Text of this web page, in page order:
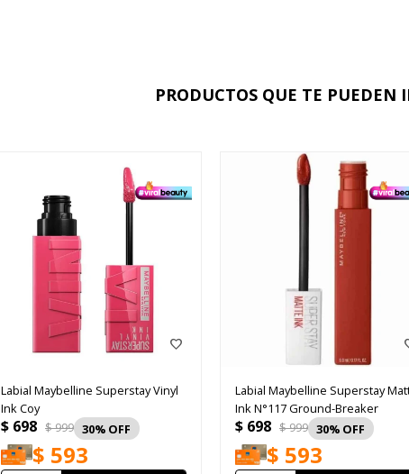
PRODUCTOS QUE TE PUEDEN
Labial Maybelline Superstay Vinyl
Ink Coy
$ 698 $999 30
$ 593
Labial Maybelline Superstay
Ink N°117 Ground-Breaker
$ 698 $999 30
$ 593